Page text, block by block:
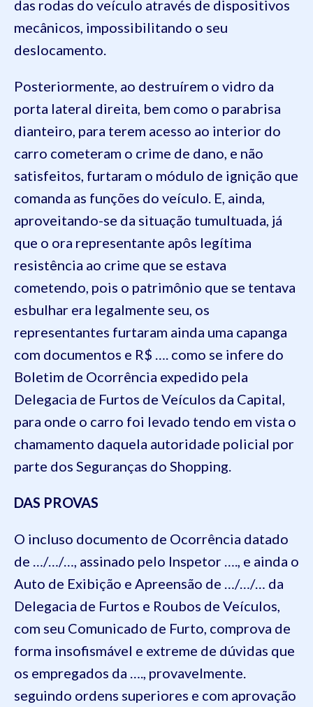
das rodas do veículo através de dispositivos
mecânicos, impossibilitando o seu
deslocamento.
Posteriormente, ao destruírem o vidro da
porta lateral direita, bem como o parabrisa
dianteiro, para terem acesso ao interior do
carro cometeram o crime de dano, e não
satisfeitos, furtaram o módulo de ignição que
comanda as funções do veículo. E, ainda,
aproveitando-se da situação tumultuada, já
que o ora representante apôs legítima
resistência ao crime que se estava
cometendo, pois o patrimônio que se tentava
esbulhar era legalmente seu, os
representantes furtaram ainda uma capanga
com documentos e R$ …. como se infere do
Boletim de Ocorrência expedido pela
Delegacia de Furtos de Veículos da Capital,
para onde o carro foi levado tendo em vista o
chamamento daquela autoridade policial por
parte dos Seguranças do Shopping.
DAS PROVAS
O incluso documento de Ocorrência datado
de …/…/…, assinado pelo Inspetor …., e ainda o
Auto de Exibição e Apreensão de …/…/… da
Delegacia de Furtos e Roubos de Veículos,
com seu Comunicado de Furto, comprova de
forma insofismável e extreme de dúvidas que
os empregados da …., provavelmente.
seguindo ordens superiores e com aprovação